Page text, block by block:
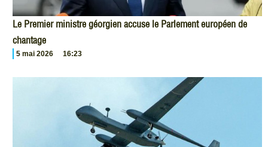
Le Premier ministre géorgien accuse le Parlement européen de
chantage
5 mai 2026 16:23